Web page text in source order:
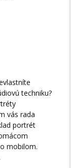
techniku?
vás rada
portrét
mobilom.